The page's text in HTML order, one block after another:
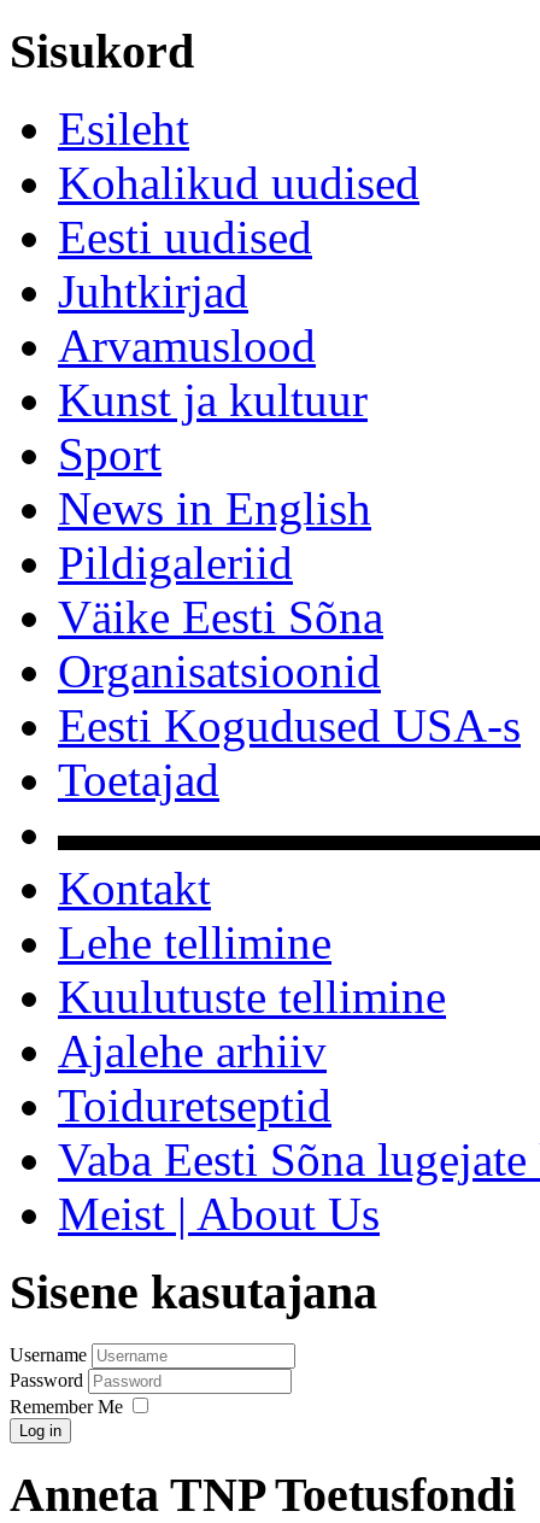
Sisukord
Esileht
Kohalikud uudised
Eesti uudised
Juhtkirjad
Arvamuslood
Kunst ja kultuur
Sport
News in English
Pildigaleriid
Väike Eesti Sõna
Organisatsioonid
Eesti Kogudused USA-s
Toetajad
Kontakt
Lehe tellimine
Kuulutuste tellimine
Ajalehe arhiiv
Toiduretseptid
Vaba Eesti Sõna
Meist | About Us
Sisene kasutajana
Username
Password
Remember Me
Log in
Anneta TNP Toetusfondi